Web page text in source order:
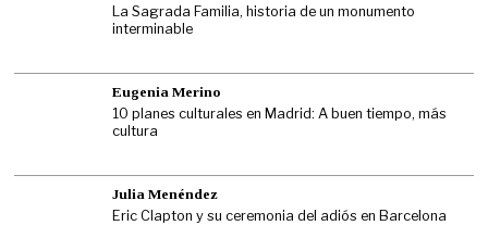
La Sagrada Familia, historia de un monumento
interminable
Eugenia Merino
10 planes culturales en Madrid: A buen tiempo, más
cultura
Julia Menéndez
Eric Clapton y su ceremonia del adiós en Barcelona